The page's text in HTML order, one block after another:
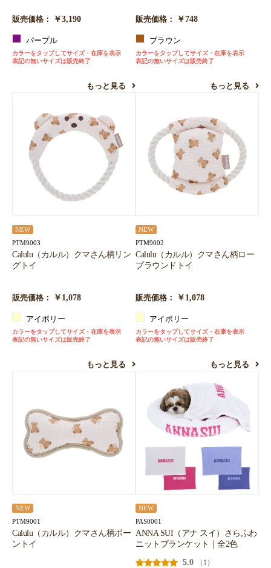
販売価格： ￥3,190
パープル
カラーをタップしてサイズ・在庫を表示
表記の無いサイズは販売終了
もっと見る
販売価格： ￥748
ブラウン
カラーをタップしてサイズ・在庫を表示
表記の無いサイズは販売終了
もっと見る
NEW
PTM9003
Calulu（カルル）クマさん柄リン
グトイ
販売価格： ￥1,078
アイボリー
カラーをタップしてサイズ・在庫を表示
表記の無いサイズは販売終了
もっと見る
NEW
PTM9002
Calulu（カルル）クマさん柄ロー
プラウンドトイ
販売価格： ￥1,078
アイボリー
カラーをタップしてサイズ・在庫を表示
表記の無いサイズは販売終了
もっと見る
NEW
PTM9001
Calulu（カルル）クマさん柄ボー
ントイ
NEW
PAS0001
ANNA SUI（アナ スイ）さらふわ
ニットブランケット｜全2色
5.0
（1）